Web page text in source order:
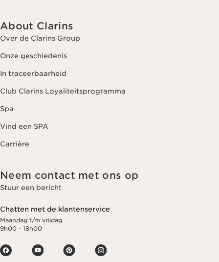
About Clarins
Over de Clarins Group
Onze geschiedenis
In traceerbaarheid
Club Clarins Loyaliteitsprogramma
Spa
Vind een SPA
Carrière
Neem contact met ons op
Stuur een bericht
Chatten met de klantenservice
Maandag t/m vrijdag
9h00 - 18h00